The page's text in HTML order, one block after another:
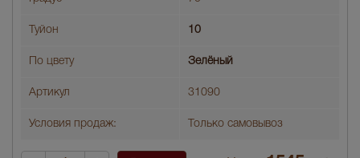
Туйон 10
По цвету Зелёный
Артикул 31090
Условия продаж: Только самовывоз